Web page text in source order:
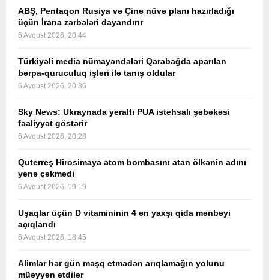
ABŞ, Pentaqon Rusiya və Çinə nüvə planı hazırladığı
üçün İrana zərbələri dayandırır
6 Avqust 2026, 20:44
Türkiyəli media nümayəndələri Qarabağda aparılan
bərpa-quruculuq işləri ilə tanış oldular
6 Avqust 2026, 20:36
Sky News: Ukraynada yeraltı PUA istehsalı şəbəkəsi
fəaliyyət göstərir
6 Avqust 2026, 20:28
Quterreş Hirosimaya atom bombasını atan ölkənin adını
yenə çəkmədi
6 Avqust 2026, 19:19
Uşaqlar üçün D vitamininin 4 ən yaxşı qida mənbəyi
açıqlandı
6 Avqust 2026, 18:45
Alimlər hər gün məşq etmədən arıqlamağın yolunu
müəyyən etdilər